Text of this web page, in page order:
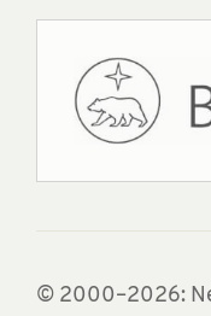
© 2000–2026: